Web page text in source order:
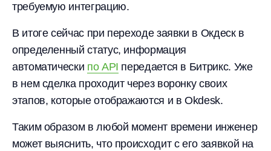
требуемую интеграцию.
В итоге сейчас при переходе заявки в Окдеск в
определенный статус, информация
автоматически по API передается в Битрикс. Уже
в нем сделка проходит через воронку своих
этапов, которые отображаются и в Okdesk.
Таким образом в любой момент времени инженер
может выяснить, что происходит с его заявкой на